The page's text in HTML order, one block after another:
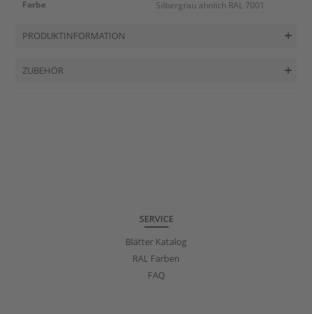
Farbe Silbergrau ähnlich RAL 7001
PRODUKTINFORMATION
ZUBEHÖR
SERVICE
Blätter Katalog
RAL Farben
FAQ